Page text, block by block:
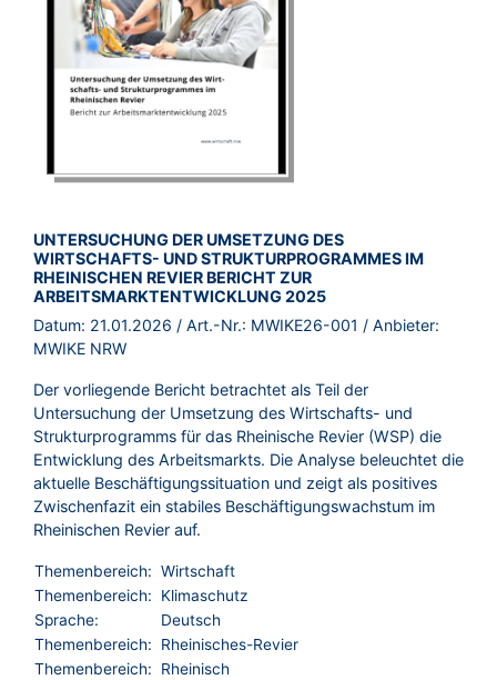
BROSCHÜRE:
UNTERSUCHUNG DER UMSETZUNG DES
WIRTSCHAFTS- UND STRUKTURPROGRAMMES IM
RHEINISCHEN REVIER BERICHT ZUR
ARBEITSMARKTENTWICKLUNG 2025
Datum: 21.01.2026 / Art.-Nr.: MWIKE26-001 / Anbieter:
MWIKE NRW
Der vorliegende Bericht betrachtet als Teil der
Untersuchung der Umsetzung des Wirtschafts- und
Strukturprogramms für das Rheinische Revier (WSP) die
Entwicklung des Arbeitsmarkts. Die Analyse beleuchtet die
aktuelle Beschäftigungssituation und zeigt als positives
Zwischenfazit ein stabiles Beschäftigungswachstum im
Rheinischen Revier auf.
Themenbereich: Wirtschaft
Themenbereich:
Klimaschutz
Sprache:
Deutsch
Themenbereich:
Rheinisches-Revier
Themenbereich:
Rheinisch